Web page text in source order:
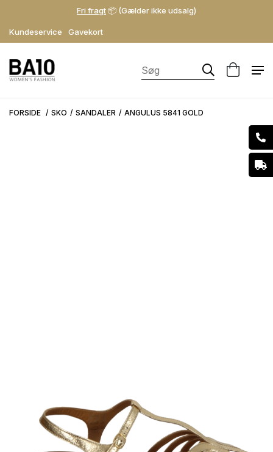
Kundeservice Gavekort
Fri fragt📦 (Gælder ikke udsalg)
FORSIDE SKO SANDALER ANGULUS 5841 GOLD